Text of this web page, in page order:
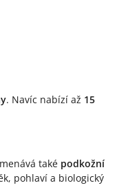
. Navíc nabízí až 15
také podkožní
pohlaví a biologický